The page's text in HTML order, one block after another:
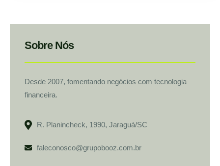
Sobre Nós
Desde 2007, fomentando negócios com tecnologia
financeira.
R. Planincheck, 1990, Jaraguá/SC
faleconosco@grupobooz.com.br